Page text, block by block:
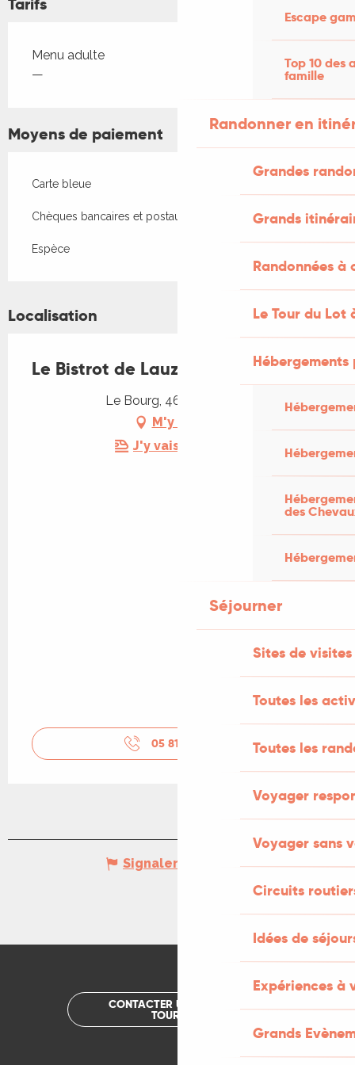
Escape
Top 10 des
famille
Randonner en
Grandes
Grands
Randonnées
Le Tour du Lot
des
Séjourner
Sites de visites
Toutes les
Toutes les
Voyager
Voyager sans
Circuits
Idées de
Expériences à
Grands
Tarifs 2026
Menu adulte
—
Moyens de paiement
Carte bleue
Chèques bancaires et postaux
Espèce
Localisation
Le Bistrot de Lauzès
Le Bourg, 46360 Lauzès
M'y rendre
J'y vais en train !
05 81 42 95
Signaler une erreur
CONTACTER UN OFFICE DE
TOURISME